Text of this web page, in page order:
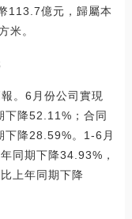
113.7億元，歸屬本
米。
。6月份公司實現
下降52.11%；合同
下降28.59%。1-6月
同期下降34.93%，
上年同期下降